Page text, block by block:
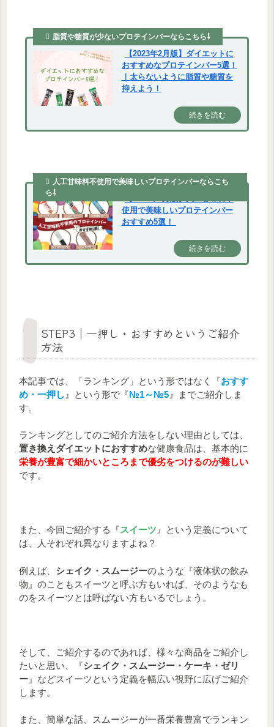
脂質や糖質が少ないプロテインバーならこちら⇩
【2023年2月版】ダイエットに
おすすめなプロテインバー5選！
｜太らないように脂質や糖質を
抑えよう！
続きを読む
人工甘味料不使用で美味しいプロテインバーならこち
ら⇩
使用で美味しいプロテインバー
おすすめ5選！
続きを読む
STEP3｜一押し・おすすめというご紹介
方法
本記事では、「ランキング」という形ではなく『おすす
め・一押し 』という形で『№1～№5 』までご紹介しま
す。
ランキングとしてのご紹介方法をしない理由としては、
置き換えダイエットにおすすめな健康食品は、基本的に
栄養が豊富で細かいところまで優劣をつけるのが難しい
です。
また、今回ご紹介する『スイーツ 』という定義について
は、人それぞれ異なりますよね？
例えば、 シェイク・スムージーのような『液体状の飲み
物』のこともスイーツと呼ぶ方もいれば、そのようなも
のをスイーツとは呼ばない方もいるでしょう。
そして、ご紹介するのであれば、様々な商品をご紹介し
たいと思い、『シェイク・スムージー・ケーキ・ゼリ
ー 』などスイーツという定義を幅広い視野に広げご紹介
します。
また、簡単な話、スムージーが一番栄養豊富でランキン